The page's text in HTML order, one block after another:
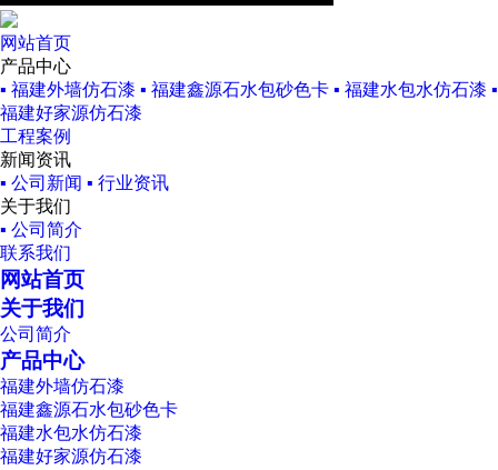
网站首页
产品中心
▪ 福建外墙仿石漆 ▪ 福建鑫源石水包砂色卡 ▪ 福建水包水仿石漆 ▪
福建好家源仿石漆
工程案例
新闻资讯
▪ 公司新闻 ▪ 行业资讯
关于我们
▪ 公司简介
联系我们
网站首页
关于我们
公司简介
产品中心
福建外墙仿石漆
福建鑫源石水包砂色卡
福建水包水仿石漆
福建好家源仿石漆